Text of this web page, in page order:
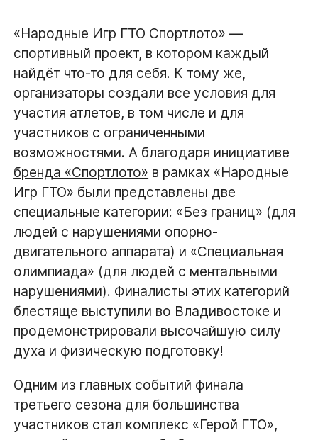
«Народные Игр ГТО Спортлото» —
спортивный проект, в котором каждый
найдёт что-то для себя. К тому же,
организаторы создали все условия для
участия атлетов, в том числе и для
участников с ограниченными
возможностями. А благодаря инициативе
бренда «Спортлото» в рамках «Народные
Игр ГТО» были представлены две
специальные категории: «Без границ» (для
людей с нарушениями опорно-
двигательного аппарата) и «Специальная
олимпиада» (для людей с ментальными
нарушениями). Финалисты этих категорий
блестяще выступили во Владивостоке и
продемонстрировали высочайшую силу
духа и физическую подготовку!
Одним из главных событий финала
третьего сезона для большинства
участников стал комплекс «Герой ГТО»,